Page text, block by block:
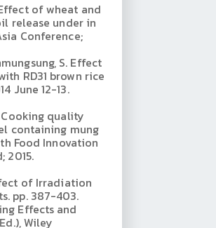
of wheat and
release under in
Conference;
S. Effect
RD31 brown rice
June 12-13.
Cooking quality
containing mung
Food Innovation
2015.
of Irradiation
pp. 387-403.
Effects and
Wiley